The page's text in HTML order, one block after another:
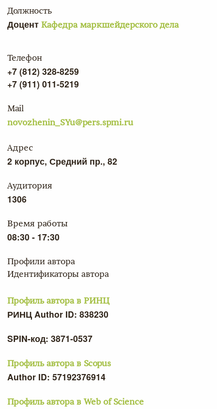
Должность
Доцент Кафедра маркшейдерского дела
Телефон
+7 (812) 328-8259
+7 (911) 011-5219
Mail
novozhenin_SYu@pers.spmi.ru
Адрес
2 корпус, Средний пр., 82
Аудитория
1306
Время работы
08:30 - 17:30
Профили автора
Идентификаторы автора
Профиль автора в РИНЦ
РИНЦ Author ID: 838230
SPIN-код: 3871-0537
Профиль автора в Scopus
Author ID: 57192376914
Профиль автора в Web of Science